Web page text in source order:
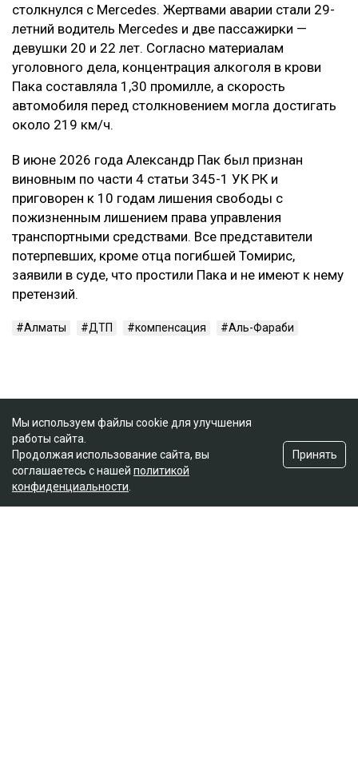
столкнулся с Mercedes. Жертвами аварии стали 29-
летний водитель Mercedes и две пассажирки —
девушки 20 и 22 лет. Согласно материалам
уголовного дела, концентрация алкоголя в крови
Пака составляла 1,30 промилле, а скорость
автомобиля перед столкновением могла достигать
около 219 км/ч.
В июне 2026 года Александр Пак был признан
виновным по части 4 статьи 345-1 УК РК и
приговорен к 10 годам лишения свободы с
пожизненным лишением права управления
транспортными средствами. Все представители
потерпевших, кроме отца погибшей Томирис,
заявили в суде, что простили Пака и не имеют к нему
претензий.
Алматы ДТП компенсация Аль-Фараби
Мы используем файлы cookie для улучшения
работы сайта.
Продолжая использование сайта, вы
соглашаетесь с нашей политикой
конфиденциальности
Принять